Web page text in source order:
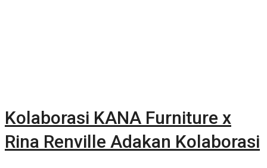
Kolaborasi KANA Furniture x
Rina Renville Adakan Kolaborasi